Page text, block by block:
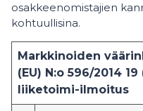
osakkeenomistajien
kohtuullisina.
Markkinoiden
(EU) N:o 596/2014
liiketoimi-ilmoitus